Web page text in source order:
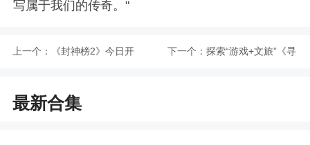
写属于我们的传奇。"
上一个： 《封神榜2》今日开 下一个： 探索“游戏+文旅”《寻
最新合集